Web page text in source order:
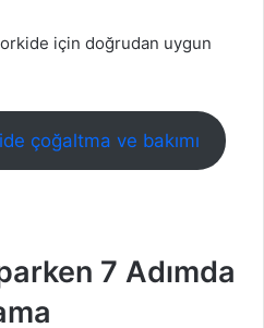
için doğrudan uygun
çoğaltma ve bakımı
7 Adımda